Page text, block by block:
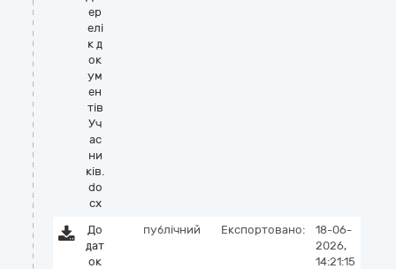
ер
елі
к д
ок
ум
ен
тів
Уч
ас
ни
ків.
do
cx
До
дат
ок
публічний Експортовано:
18-06-
2026,
14:21:15